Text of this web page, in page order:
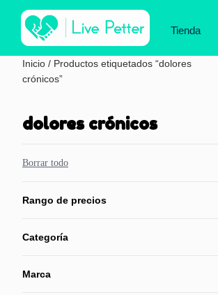
Tienda
Inicio / Productos etiquetados “dolores
crónicos”
dolores crónicos
Borrar todo
Rango de precios
Categoría
Marca